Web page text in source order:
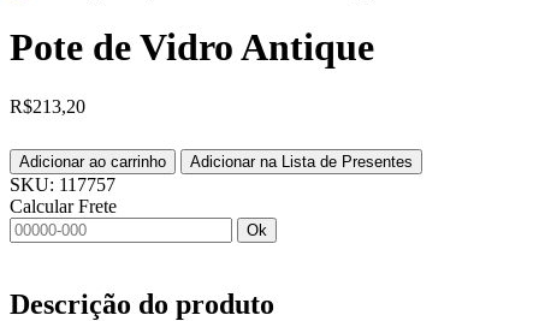
Pote de Vidro Antique
R$213,20
Adicionar ao carrinho Adicionar na Lista de Presentes
SKU: 117757
Calcular Frete
Ok
Descrição do produto